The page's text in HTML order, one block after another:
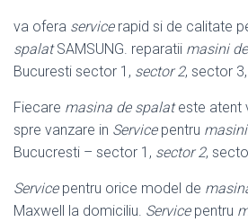
va ofera servicerapid si de calitate
spalatSAMSUNG. reparatii masini
Bucuresti sector 1, sector 2, sector
Fiecare masina de spalateste atent
spre vanzare in Servicepentru
Bucucresti – sector 1, sector 2,
Servicepentru orice model de
Maxwell la domiciliu. Servicepentru